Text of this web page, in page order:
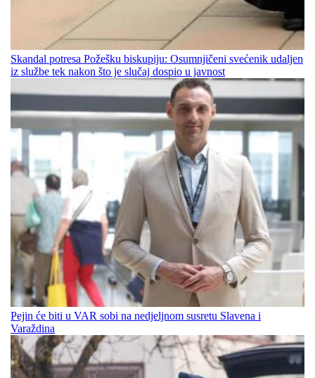
Skandal potresa Požešku biskupiju: Osumnjičeni svećenik udaljen
iz službe tek nakon što je slučaj dospio u javnost
Pejin će biti u VAR sobi na nedjeljnom susretu Slavena i
Varaždina